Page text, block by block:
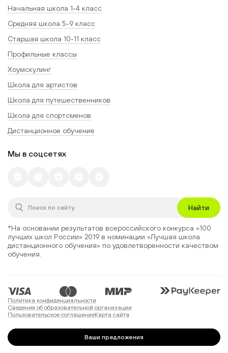
Начальная школа 1-4 класс
Средняя школа 5-9 класс
Старшая школа 10-11 класс
Профильные классы
Хоумскулинг
Школа для артистов
Школа для путешественников
Школа для спортсменов
Дистанционное обучение
Мы в соцсетях
Найти
*На основании результатов всероссийского конкурса «100
лучших школ России» 2019 в номинации «Лучшая школа
дистанционного обучения» по удовлетворенности качеством
обучения.
Политика конфиденциальности
Сведения об образовательной организации
Пользовательское соглашениеКарта сайта
Ваши предложения